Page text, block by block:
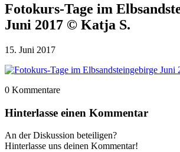
Fotokurs-Tage im
Juni 2017 © Katja S.
15. Juni 2017
0 Kommentare
Hinterlasse einen Kommentar
An der Diskussion beteiligen?
Hinterlasse uns deinen Kommentar!